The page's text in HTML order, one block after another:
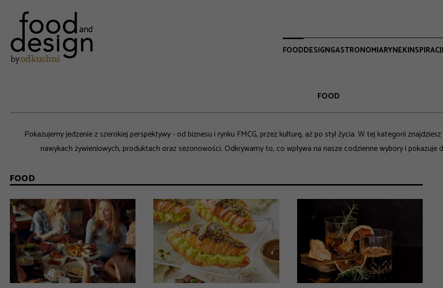
FOODDESIGNGASTRONOMIARYNEK
FOOD
Pokazujemy jedzenie z szerokiej perspektywy - od biznesu i rynku FMCG, przez kulturę, aż po styl życia. W tej kategorii
nawykach żywieniowych, produktach oraz sezonowości. Odkrywamy to, co wpływa na nasze codzienne wybory i pokazuje
FOOD